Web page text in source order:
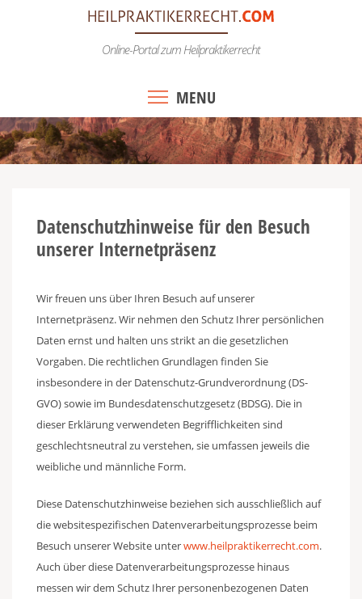
Online-Portal zum Heilpraktikerrecht
MENU
Datenschutzhinweise für den Besuch
unserer Internetpräsenz
Wir freuen uns über Ihren Besuch auf unserer
Internetpräsenz. Wir nehmen den Schutz Ihrer persönlichen
Daten ernst und halten uns strikt an die gesetzlichen
Vorgaben. Die rechtlichen Grundlagen finden Sie
insbesondere in der Datenschutz-Grundverordnung (DS-
GVO) sowie im Bundesdatenschutzgesetz (BDSG). Die in
dieser Erklärung verwendeten Begrifflichkeiten sind
geschlechtsneutral zu verstehen, sie umfassen jeweils die
weibliche und männliche Form.
Diese Datenschutzhinweise beziehen sich ausschließlich auf
die websitespezifischen Datenverarbeitungsprozesse beim
Besuch unserer Website unterwww.heilpraktikerrecht.com.
Auch über diese Datenverarbeitungsprozesse hinaus
messen wir dem Schutz Ihrer personenbezogenen Daten